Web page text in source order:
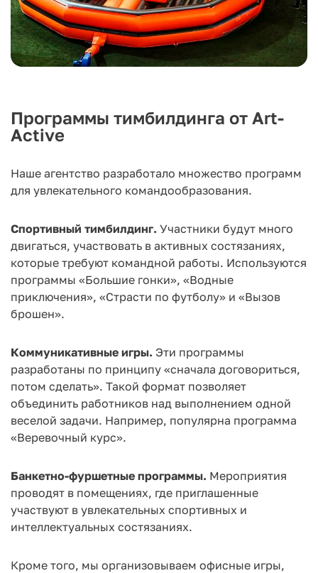
Программы тимбилдинга от Art-
Active
Наше агентство разработало множество программ
для увлекательного командообразования.
Спортивный тимбилдинг. Участники будут много
двигаться, участвовать в активных состязаниях,
которые требуют командной работы. Используются
программы «Большие гонки», «Водные
приключения», «Страсти по футболу» и «Вызов
брошен».
Коммуникативные игры. Эти программы
разработаны по принципу «сначала договориться,
потом сделать». Такой формат позволяет
объединить работников над выполнением одной
веселой задачи. Например, популярна программа
«Веревочный курс».
Банкетно-фуршетные программы. Мероприятия
проводят в помещениях, где приглашенные
участвуют в увлекательных спортивных и
интеллектуальных состязаниях.
Кроме того, мы организовываем офисные игры,